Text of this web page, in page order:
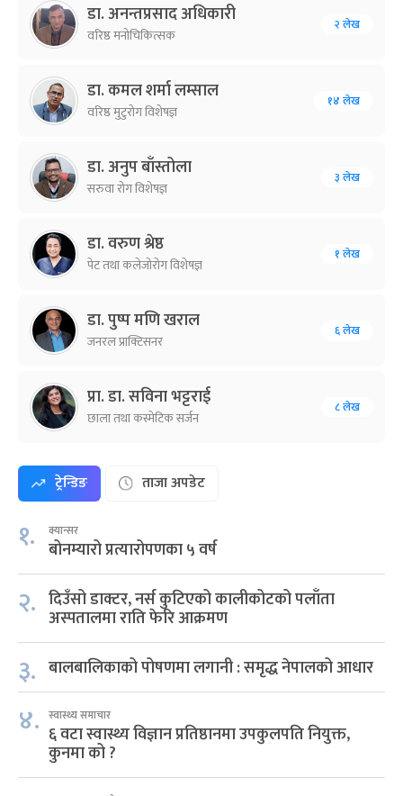
डा. अनन्तप्रसाद अधिकारी
वरिष्ठ मनोचिकित्सक
२ लेख
डा. कमल शर्मा लम्साल
वरिष्ठ मुटुरोग विशेषज्ञ
१४ लेख
डा. अनुप बाँस्तोला
सरुवा रोग विशेषज्ञ
३ लेख
डा. वरुण श्रेष्ठ
पेट तथा कलेजोरोग विशेषज्ञ
१ लेख
डा. पुष्प मणि खराल
जनरल प्राक्टिसनर
६ लेख
प्रा. डा. सविना भट्टराई
छाला तथा कस्मेटिक सर्जन
८ लेख
ट्रेन्डिङ ताजा अपडेट
१. क्यान्सर
बोनम्यारो प्रत्यारोपणका ५ वर्ष
२. दिउँसो डाक्टर, नर्स कुटिएको कालीकोटको पलाँता
अस्पतालमा राति फेरि आक्रमण
३. बालबालिकाको पोषणमा लगानी : समृद्ध नेपालको आधार
४. स्वास्थ्य समाचार
६ वटा स्वास्थ्य विज्ञान प्रतिष्ठानमा उपकुलपति नियुक्त,
कुनमा को ?